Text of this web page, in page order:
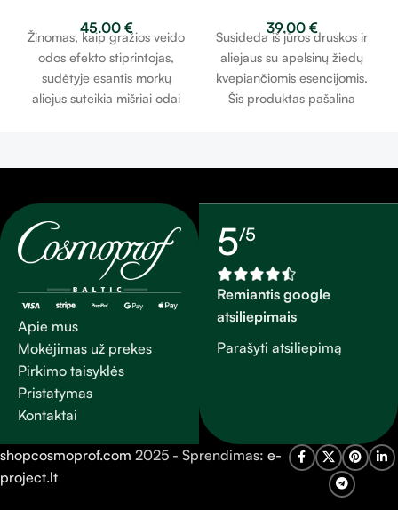
morkomis 100ml
45.00 €
Žinomas, kaip gražios veido
odos efekto stiprintojas,
sudėtyje esantis morkų
aliejus suteikia mišriai odai
pat metu kaukė priduoda
odai žvalumo. Dėl vitamino
A galimybių jis sustiprina
epidermį esant sąveikoje su
saulės spinduliais. Gausus
beta karotino, jis apsaugo
nuo odos stangrumo
praradimo ir išlygina odą.
Exfoliating Salts –
apelsinų žiedai –
druskos šveitiklis 300g
39.00 €
Susideda iš jūros druskos ir
aliejaus su apelsinų žiedų
kvepiančiomis esencijomis.
Šis produktas pašalina
Apie mus
Mokėjimas už prekes
Pirkimo taisyklės
Pristatymas
Kontaktai
5/5
Remiantis google
atsiliepimais
Parašyti atsiliepimą
shopcosmoprof.com 2025 - Sprendimas: e-
project.lt